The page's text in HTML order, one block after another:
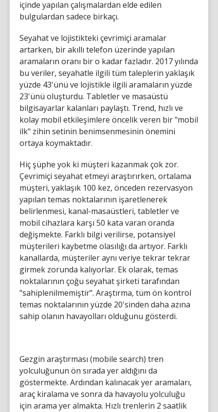
içinde yapılan çalışmalardan elde edilen
bulgulardan sadece birkaçı.
Seyahat ve lojistikteki çevrimiçi aramalar
artarken, bir akıllı telefon üzerinde yapılan
aramaların oranı bir o kadar fazladır. 2017 yılında
bu veriler, seyahatle ilgili tüm taleplerin yaklaşık
yüzde 43'ünü ve lojistikle ilgili aramaların yüzde
23'ünü oluşturdu. Tabletler ve masaüstü
bilgisayarlar kalanları paylaştı. Trend, hızlı ve
kolay mobil etkileşimlere öncelik veren bir "mobil
ilk" zihin setinin benimsenmesinin önemini
ortaya koymaktadır.
Hiç şüphe yok ki müşteri kazanmak çok zor.
Çevrimiçi seyahat etmeyi araştırırken, ortalama
müşteri, yaklaşık 100 kez, önceden rezervasyon
yapılan temas noktalarının işaretlenerek
belirlenmesi, kanal-masaüstleri, tabletler ve
mobil cihazlara karşı 50 kata varan oranda
değişmekte. Farklı bilgi verilirse, potansiyel
müşterileri kaybetme olasılığı da artıyor. Farklı
kanallarda, müşteriler aynı veriye tekrar tekrar
girmek zorunda kalıyorlar. Ek olarak, temas
noktalarının çoğu seyahat şirketi tarafından
"sahiplenilmemiştir". Araştırma, tüm ön kontrol
temas noktalarının yüzde 20'sinden daha azına
sahip olanın havayolları olduğunu gösterdi.
Gezgin araştırması (mobile search) tren
yolculuğunun ön sırada yer aldığını da
göstermekte. Ardından kalınacak yer aramaları,
araç kiralama ve sonra da havayolu yolculuğu
için arama yer almakta. Hızlı trenlerin 2 saatlik